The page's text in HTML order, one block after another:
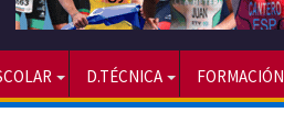
D.TÉCNICA FORMACIÓN